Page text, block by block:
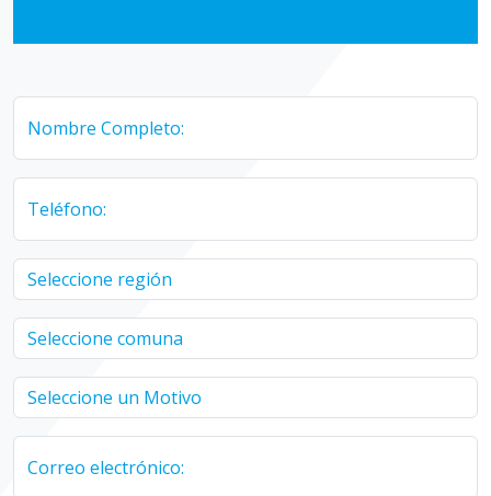
Nombre Completo:
Teléfono:
Correo electrónico: